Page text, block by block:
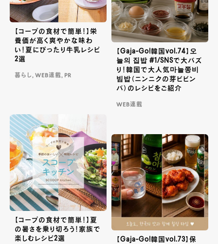
【コープの食材で簡単！】栄
養価が高く爽やかな味わ
い！夏にぴったり牛乳レシピ
2選
暮らし, WEB連載, PR
【Gaja-Go!韓国vol.74】오
늘의 집밥 #1/SNSで大バズ
り！韓国で大人気마늘쫑비
빔밥（ニンニクの芽ビビン
バ）のレシピをご紹介
WEB連載
【コープの食材で簡単！】夏
の暑さを乗り切ろう！家族で
楽しむレシピ2選
【Gaja-Go!韓国vol.73】保